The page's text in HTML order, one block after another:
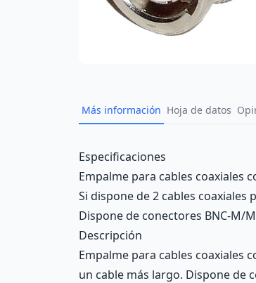
Más información Hoja de datos
Description
Especificaciones
Empalme para cables coaxiales
Si dispone de 2 cables
Dispone de conectores BNC-M/
Descripción
Empalme para cables coaxiales
un cable más largo. Dispone de